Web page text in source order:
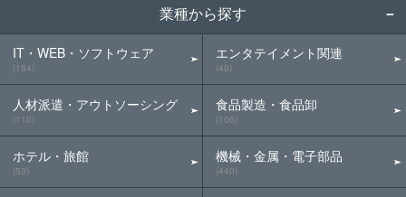
業種から探す
IT・WEB・ソフトウェア
(184)
人材派遣・アウトソーシング
(110)
ホテル・旅館
(53)
エンタテイメント関連
(40)
食品製造・食品卸
(106)
機械・金属・電子部品
(440)